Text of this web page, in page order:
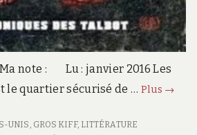
note : Lu : janvier 2016 Les
le quartier sécurisé de … Plus →
UNIS , GROS KIFF, LITTÉRATURE